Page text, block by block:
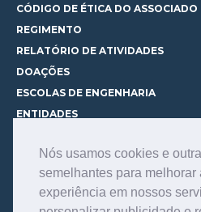
Nós usamos cookies e
semelhantes para melhorar
experiência em nossos
CÓDIGO DE ÉTICA DO ASSOCIADO
REGIMENTO
RELATÓRIO DE ATIVIDADES
DOAÇÕES
ESCOLAS DE ENGENHARIA
ENTIDADES
CURSOS
CONHEÇA OS CURSOS
CENTRAL DE MENTORIA